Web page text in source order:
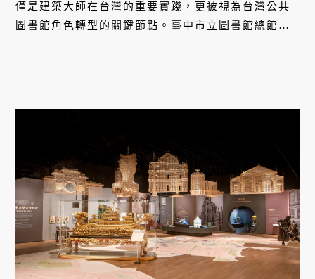
僅是建築大師在台灣的重要實踐，更被視為台灣公共
圖書館角色轉型的關鍵節點。臺中市立圖書館總館開